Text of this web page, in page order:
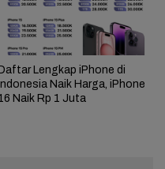
Daftar Lengkap iPhone di
Indonesia Naik Harga, iPhone
Naik Rp 1 Juta